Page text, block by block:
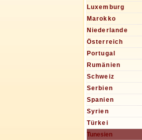
Luxemburg
Marokko
Niederlande
Österreich
Portugal
Rumänien
Schweiz
Serbien
Spanien
Syrien
Türkei
Tunesien